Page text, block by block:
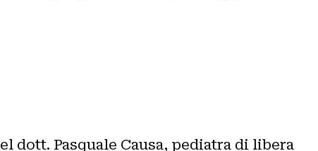
dott. Pasquale Causa, pediatra di libera